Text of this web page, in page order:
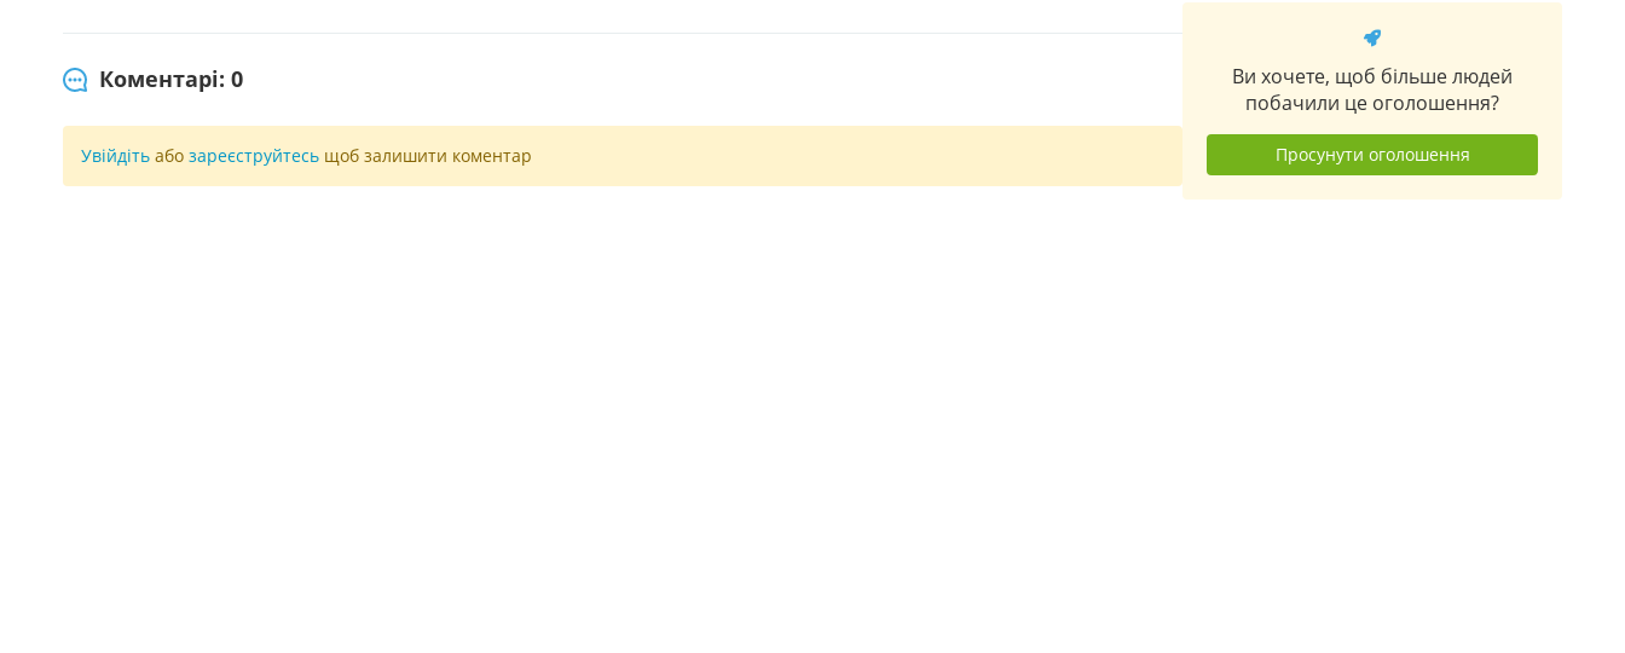
Коментарі: 0
Увійдіть або зареєструйтесь щоб залишити коментар
Ви хочете, щоб більше людей
побачили це оголошення?
Просунути оголошення